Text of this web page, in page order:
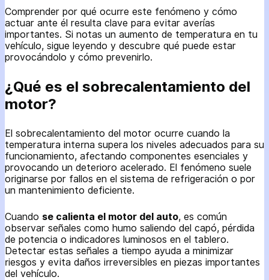
Comprender por qué ocurre este fenómeno y cómo
actuar ante él resulta clave para evitar averías
importantes. Si notas un aumento de temperatura en tu
vehículo, sigue leyendo y descubre qué puede estar
provocándolo y cómo prevenirlo.
¿Qué es el sobrecalentamiento del
motor?
El sobrecalentamiento del motor ocurre cuando la
temperatura interna supera los niveles adecuados para su
funcionamiento, afectando componentes esenciales y
provocando un deterioro acelerado. El fenómeno suele
originarse por fallos en el sistema de refrigeración o por
un mantenimiento deficiente.
Cuando se calienta el motor del auto, es común
observar señales como humo saliendo del capó, pérdida
de potencia o indicadores luminosos en el tablero.
Detectar estas señales a tiempo ayuda a minimizar
riesgos y evita daños irreversibles en piezas importantes
del vehículo.